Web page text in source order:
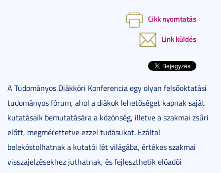
Cikk nyomtatás
Link küldés
A Tudományos Diákköri Konferencia egy olyan felsőoktatási
tudományos fórum, ahol a diákok lehetőséget kapnak saját
kutatásaik bemutatására a közönség, illetve a szakmai zsűri
előtt, megmérettetve ezzel tudásukat. Ezáltal
belekóstolhatnak a kutatói lét világába, értékes szakmai
visszajelzésekhez juthatnak, és fejleszthetik előadói